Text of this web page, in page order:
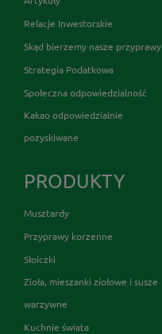
Relacje Inwestorskie
Skąd bierzemy nasze przyprawy
Strategia Podatkowa
Społeczna odpowiedzialność
Kakao odpowiedzialnie
pozyskiwane
PRODUKTY
Musztardy
Przyprawy korzenne
Słoiczki
Zioła, mieszanki ziołowe i susze
warzywne
Kuchnie świata